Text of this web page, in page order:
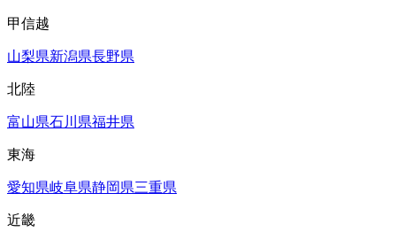
甲信越
山梨県新潟県長野県
北陸
富山県石川県福井県
東海
愛知県岐阜県静岡県三重県
近畿